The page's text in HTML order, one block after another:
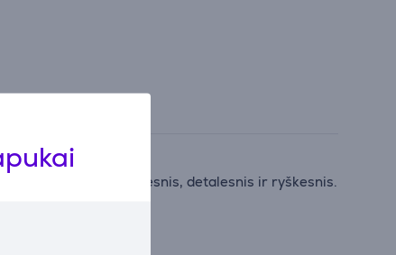
vaizdas tampa aiškesnis, detalesnis ir ryškesnis.
ir ryškiai.